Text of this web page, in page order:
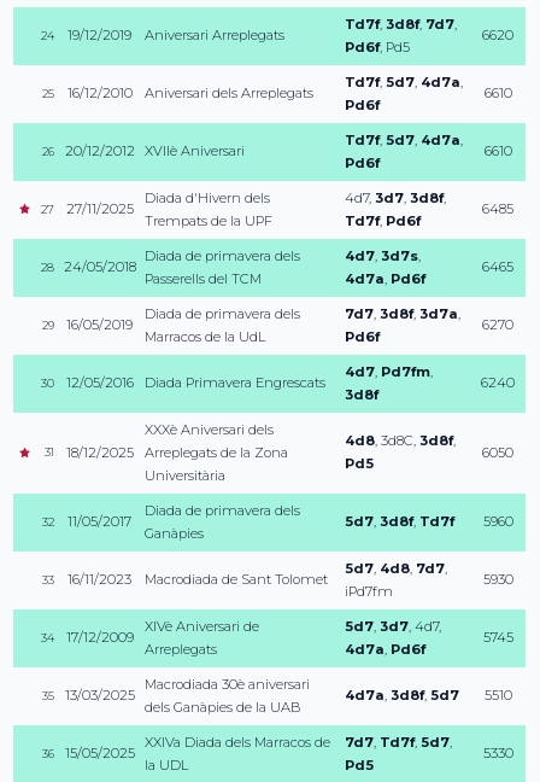
24 19/12/2019 Aniversari Arreplegats
Td7f,3d8f, 7d7,
Pd6f, Pd5
6620
25 16/12/2010 Aniversari dels Arreplegats
Td7f,5d7, 4d7a,
Pd6f
6610
26 20/12/2012 XVIIè Aniversari
Td7f,5d7, 4d7a,
Pd6f
6610
27 27/11/2025
Diada d'Hivern dels
Trempats de la UPF
4d7,3d7,3d8f,
Td7f, Pd6f
6485
28 24/05/2018
Diada de primavera dels
Passerells del TCM
4d7,3d7s,
4d7a, Pd6f
6465
29 16/05/2019
Diada de primavera dels
Marracos de la UdL
7d7,3d8f,3d7a,
Pd6f
6270
30 12/05/2016 Diada Primavera Engrescats
4d7, Pd7fm,
3d8f
6240
31 18/12/2025
XXXè Aniversari dels
Arreplegats de la Zona
Universitària
4d8,3d8C,3d8f,
Pd5
6050
32 11/05/2017
Diada de primavera dels
Ganàpies
5d7,3d8f, Td7f 5960
33 16/11/2023 Macrodiada de Sant Tolomet
5d7, 4d8, 7d7,
iPd7fm
5930
34 17/12/2009
XIVè Aniversari de
Arreplegats
5d7,3d7,4d7,
4d7a, Pd6f
5745
35 13/03/2025
Macrodiada 30è aniversari
dels Ganàpies de la UAB
4d7a,3d8f,5d7 5510
36 15/05/2025
XXIVa Diada dels Marracos de
la UDL
7d7, Td7f,5d7,
Pd5
5330